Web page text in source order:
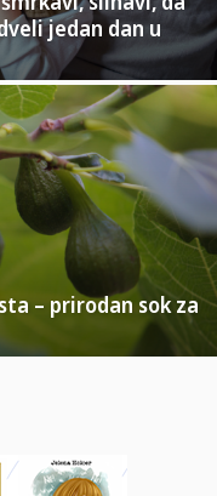
jedan dan u
– prirodan sok za